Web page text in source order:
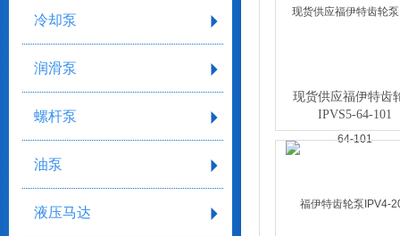
冷却泵
润滑泵
螺杆泵
油泵
液压马达
现货供应福伊特齿
IPVS5-64-101